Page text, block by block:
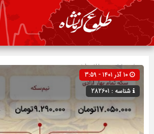
صفحه نخستطلا و ارز
شناسه : 282601